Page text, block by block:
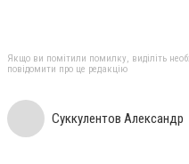
Якщо ви помітили помилку, виділіть
повідомити про це редакцію
Суккулентов Александр